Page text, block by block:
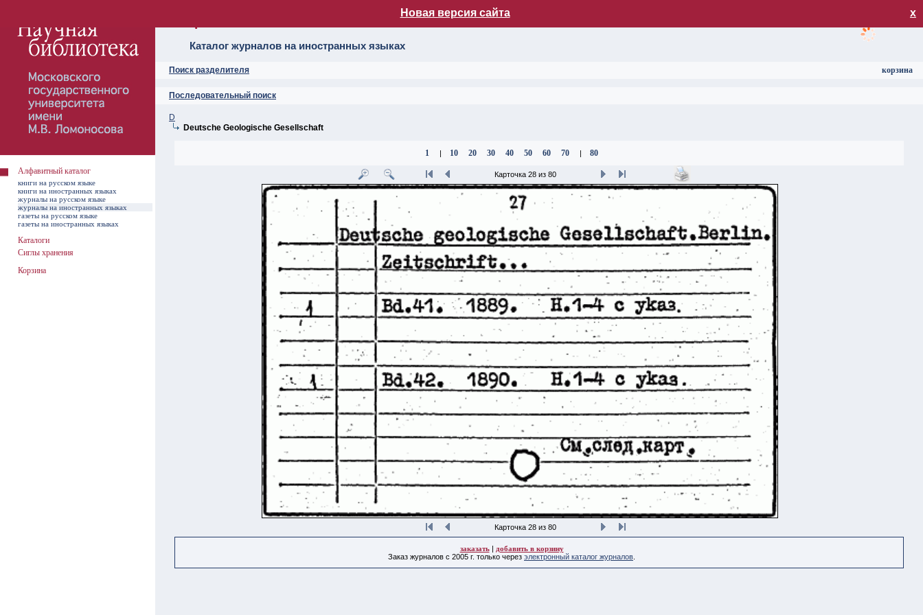
Новая версия сайта х
Каталог журналов на иностранных языках
Поиск разделителя
Последовательный поиск
корзина
D
Deutsche Geologische Gesellschaft
1 | 10 20 30 40 50 60 70 | 80
Карточка 28 из 80
Карточка 28 из 80
заказать| добавить в корзину
Заказ журналов с 2005 г. только через электронный каталог журналов
Алфавитный каталог
книги на русском языке
книги на иностранных языках
журналы на русском языке
журналы на иностранных языках
газеты на русском языке
газеты на иностранных языках
Каталоги
Сиглы хранения
Корзина